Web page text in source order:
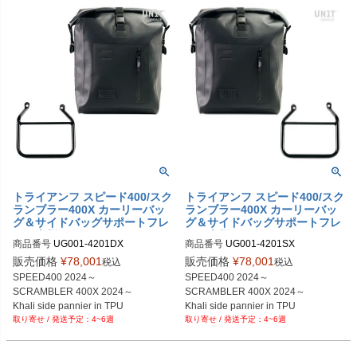
トライアンフ スピード400/スク
ランブラー400X カーリーバッ
グ＆サイドバッグサポートフレ
ジ
商品番号 UG001-4201DX
UG001+4201DX
販売価格 ¥78,001税込
SPEED400 2024～
SCRAMBLER 400X 2024～
Khali side pannier in TPU
+ Right Subframe 4~6週
トライアンフ スピード400/スク
ランブラー400X カーリーバッ
グ＆サイドバッグサポートフレ
ジ
商品番号 UG001-4201SX
UG001+4201SX
販売価格 ¥78,001税込
SPEED400 2024～
SCRAMBLER 400X 2024～
Khali side pannier in TPU
+ Left Subframe
4~6週